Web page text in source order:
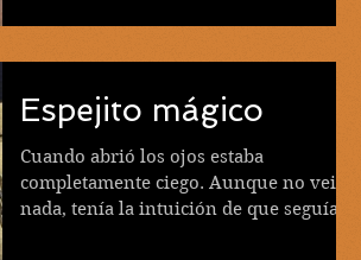
Espejito mágico
Cuando abrió los ojos estaba
completamente ciego. Aunque no veia
nada, tenía la intuición de que seguía